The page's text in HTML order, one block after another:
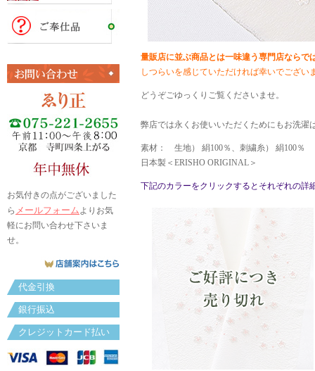
お気付きの点がございました
ら メールフォームよりお気
軽にお問い合わせ下さいま
せ。
代金引換
銀行振込
クレジットカード払い
量販店に並ぶ商品とは一味違う専門店ならで
しつらいを感じていただければ幸いでござい
どうぞごゆっくりご覧くださいませ。
弊店では永くお使いいただくためにもお洗濯
素材： 生地） 絹100％、刺繍糸） 絹100％
日本製＜ERISHO ORIGINAL＞
下記のカラーをクリックするとそれぞれの詳